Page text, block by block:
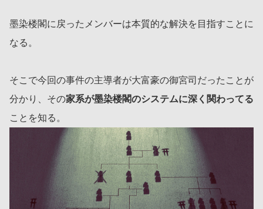
墨染楼閣に戻ったメンバーは本質的な解決を目指すことに
なる。
そこで今回の事件の主導者が大富豪の御宮司だったことが
分かり、その家系が墨染楼閣のシステムに深く関わってる
ことを知る。